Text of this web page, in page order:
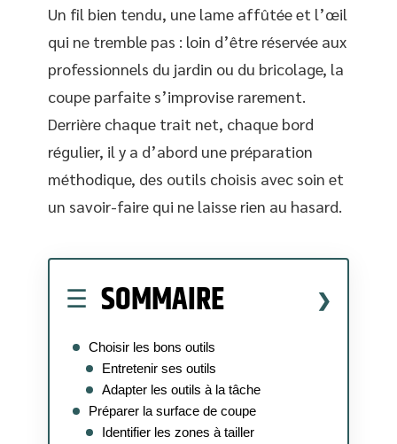
Un fil bien tendu, une lame affûtée et l’œil
qui ne tremble pas : loin d’être réservée aux
professionnels du jardin ou du bricolage, la
coupe parfaite s’improvise rarement.
Derrière chaque trait net, chaque bord
régulier, il y a d’abord une préparation
méthodique, des outils choisis avec soin et
un savoir-faire qui ne laisse rien au hasard.
SOMMAIRE
Choisir les bons outils
Entretenir ses outils
Adapter les outils à la tâche
Préparer la surface de coupe
Identifier les zones à tailler